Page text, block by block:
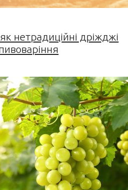
нетрадиційні дріжджі